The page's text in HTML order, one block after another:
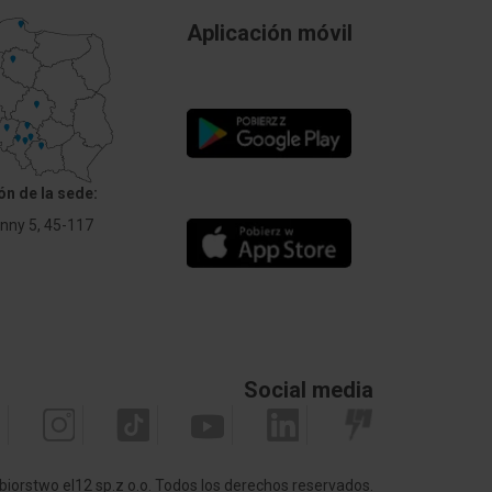
Brak
Polichlorek winylu (PVC)
Biały
6
No
de la sede:
5, 45-117
Aplicación móvil
Social media
el12 sp.z o.o. Todos los derechos reservados.